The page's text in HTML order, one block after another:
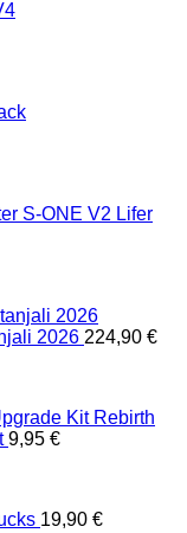
S-ONE V2 Lifer
2026 224,90 €
Rebirth
9,95 €
19,90 €